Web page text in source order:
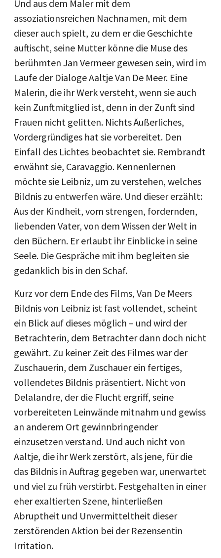
Und aus dem Maler mit dem
assoziationsreichen Nachnamen, mit dem
dieser auch spielt, zu dem er die Geschichte
auftischt, seine Mutter könne die Muse des
berühmten Jan Vermeer gewesen sein, wird im
Laufe der Dialoge Aaltje Van De Meer. Eine
Malerin, die ihr Werk versteht, wenn sie auch
kein Zunftmitglied ist, denn in der Zunft sind
Frauen nicht gelitten. Nichts Äußerliches,
Vordergründiges hat sie vorbereitet. Den
Einfall des Lichtes beobachtet sie. Rembrandt
erwähnt sie, Caravaggio. Kennenlernen
möchte sie Leibniz, um zu verstehen, welches
Bildnis zu entwerfen wäre. Und dieser erzählt:
Aus der Kindheit, vom strengen, fordernden,
liebenden Vater, von dem Wissen der Welt in
den Büchern. Er erlaubt ihr Einblicke in seine
Seele. Die Gespräche mit ihm begleiten sie
gedanklich bis in den Schaf.
Kurz vor dem Ende des Films, Van De Meers
Bildnis von Leibniz ist fast vollendet, scheint
ein Blick auf dieses möglich – und wird der
Betrachterin, dem Betrachter dann doch nicht
gewährt. Zu keiner Zeit des Filmes war der
Zuschauerin, dem Zuschauer ein fertiges,
vollendetes Bildnis präsentiert. Nicht von
Delalandre, der die Flucht ergriff, seine
vorbereiteten Leinwände mitnahm und gewiss
an anderem Ort gewinnbringender
einzusetzen verstand. Und auch nicht von
Aaltje, die ihr Werk zerstört, als jene, für die
das Bildnis in Auftrag gegeben war, unerwartet
und viel zu früh verstirbt. Festgehalten in einer
eher exaltierten Szene, hinterließen
Abruptheit und Unvermitteltheit dieser
zerstörenden Aktion bei der Rezensentin
Irritation.